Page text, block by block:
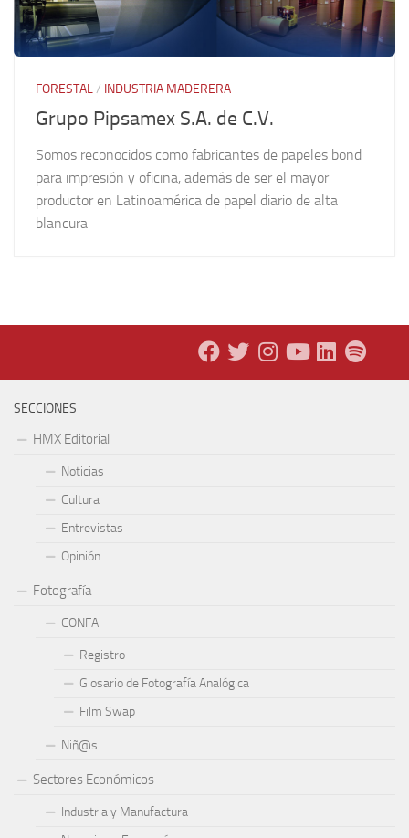
FORESTAL/ INDUSTRIA MADERERA
Grupo Pipsamex S.A. de C.V.
Somos reconocidos como fabricantes de papeles bond
para impresión y oficina, además de ser el mayor
productor en Latinoamérica de papel diario de alta
blancura
SECCIONES
HMX Editorial
Noticias
Cultura
Entrevistas
Opinión
Fotografía
CONFA
Registro
Glosario de Fotografía Analógica
Film Swap
Niñ@s
Sectores Económicos
Industria y Manufactura